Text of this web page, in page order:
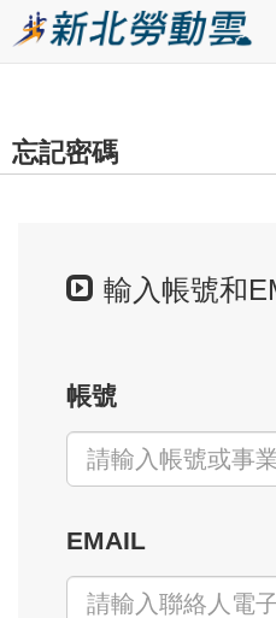
到
內忘記密碼
輸入帳號和
帳號
EMAIL